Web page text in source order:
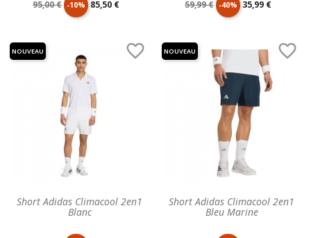
Prix
95,00 € -10% Prix
85,50 € Prix
59,99 € -40% Prix
35,99 €
Short Adidas Climacool 2en1
Blanc

NOUVEAU
Short Adidas Climacool 2en1
Bleu Marine

NOUVEAU